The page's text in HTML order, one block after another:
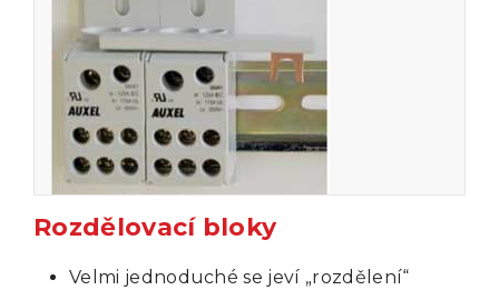
Rozdělovací bloky
Velmi jednoduché se jeví „rozdělení“